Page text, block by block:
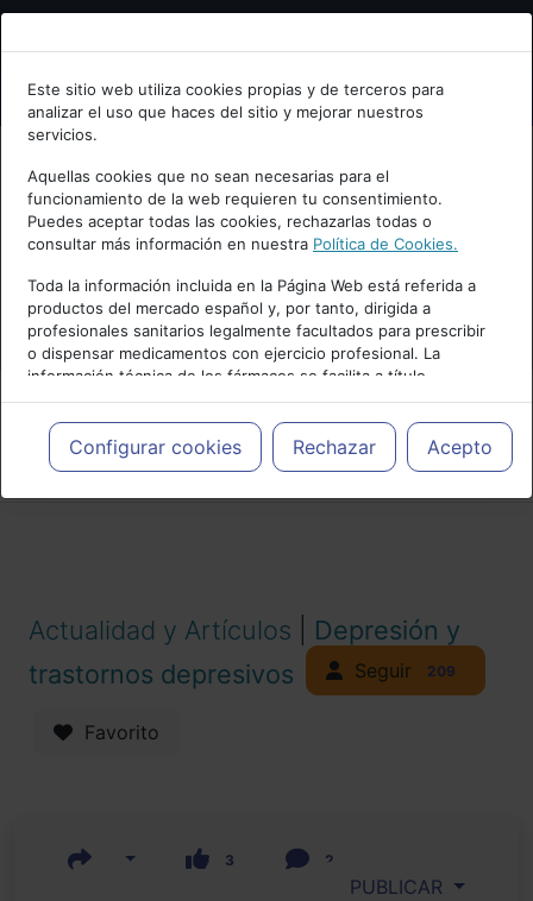
Bienvenid@ a psiquiatria.com
Escribe tu Email
Accede o regístrate con tu email.
Cancelar
Este sitio web utiliza cookies propias y de terceros para
analizar el uso que haces del sitio y mejorar nuestros
servicios.
Aquellas cookies que no sean necesarias para el
funcionamiento de la web requieren tu consentimiento.
Puedes aceptar todas las cookies, rechazarlas todas o
consultar más información en nuestra Política de Cookies.
Toda la información incluida en la Página Web está referida a
productos del mercado español y, por tanto, dirigida a
profesionales sanitarios legalmente facultados para prescribir
o dispensar medicamentos con ejercicio profesional. La
información técnica de los fármacos se facilita a título
meramente informativo, siendo responsabilidad de los
profesionales facultados prescribir medicamentos y decidir, en
cada caso concreto, el tratamiento más adecuado a las
necesidades del paciente.
Configurar cookies Rechazar Acepto
PUBLICIDAD
Actualidad y Artículos
Depresión y
trastornos depresivos
Seguir 209
Favorito
3 2
PUBLICAR